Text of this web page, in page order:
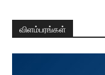
விளம்பரங்கள்